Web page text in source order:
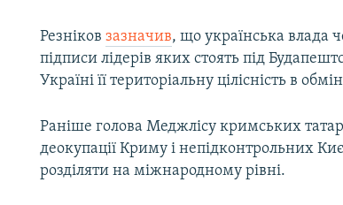
Резніковзазначив, що українська влада
підписи лідерів яких стоять під
Україні її територіальну цілісність в
Раніше голова Меджлісу кримських
деокупації Криму і непідконтрольних
розділяти на міжнародному рівні.